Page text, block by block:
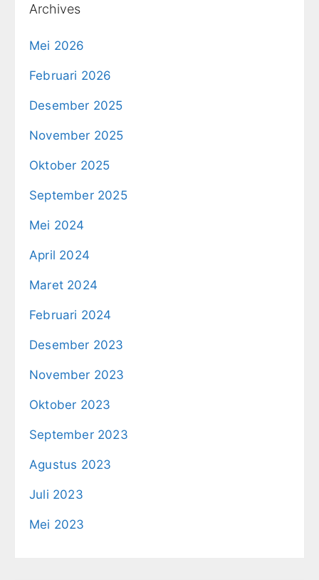
Archives
Mei 2026
Februari 2026
Desember 2025
November 2025
Oktober 2025
September 2025
Mei 2024
April 2024
Maret 2024
Februari 2024
Desember 2023
November 2023
Oktober 2023
September 2023
Agustus 2023
Juli 2023
Mei 2023